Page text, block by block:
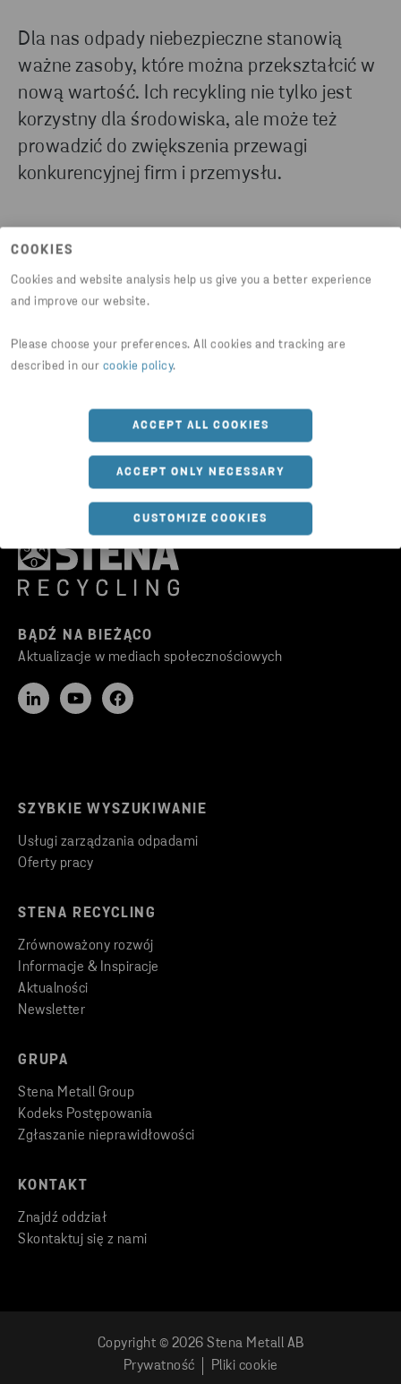
COOKIES
Cookies and website analysis help us give you a better experience
and improve our website.
Please choose your preferences. All cookies and tracking are
described in our cookie policy.
ACCEPT ALL COOKIES
ACCEPT ONLY NECESSARY
CUSTOMIZE COOKIES
Dla nas odpady niebezpieczne stanowią
ważne zasoby, które można przekształcić w
nową wartość. Ich recykling nie tylko jest
korzystny dla środowiska, ale może też
prowadzić do zwiększenia przewagi
konkurencyjnej firm i przemysłu.
niebezpiecznych. Traktujemy je jak wartościowe
materiały, z których mogą powstać nowe produkty.
Zamiast wywozić odpady na składowiska,
wspiąć się na wyższe poziomy w hierarchii
postępowania z odpadami.
NAPISZ DO NAS
BĄDŹ NA BIEŻĄCO
Aktualizacje w mediach społecznościowych
SZYBKIE WYSZUKIWANIE
Usługi zarządzania odpadami
Oferty pracy
STENA RECYCLING
Zrównoważony rozwój
Informacje & Inspiracje
Aktualności
Newsletter
GRUPA
Stena Metall Group
Kodeks Postępowania
Zgłaszanie nieprawidłowości
KONTAKT
Znajdź oddział
Skontaktuj się z nami
Copyright © 2026 Stena Metall AB
Prywatność
Pliki cookie